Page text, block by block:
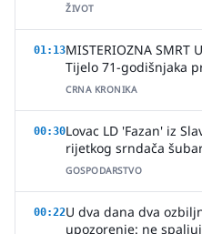
ŽIVOT
01:13MISTERIOZNA SMRT
Tijelo 71-godišnjaka
uhitila jednu osobu
CRNA KRONIKA
00:30Lovac LD 'Fazan' iz
rijetkog srndača
GOSPODARSTVO
00:22U dva dana dva
upozorenje: ne